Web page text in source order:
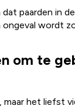
paarden in
wordt
om te
het liefst